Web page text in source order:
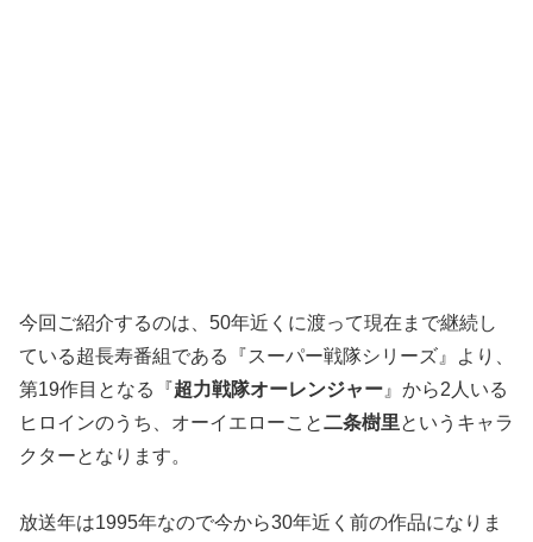
今回ご紹介するのは、50年近くに渡って現在まで継続し
ている超長寿番組である『スーパー戦隊シリーズ』より、
第19作目となる『超力戦隊オーレンジャー 』から2人いる
ヒロインのうち、オーイエローこと二条樹里というキャラ
クターとなります。
放送年は1995年なので今から30年近く前の作品になりま